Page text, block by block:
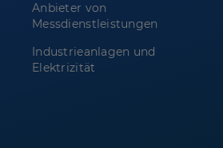
Anbieter von
Messdienstleistungen
Industrieanlagen und
Elektrizität